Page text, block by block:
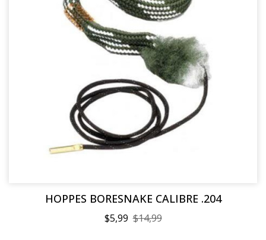
HOPPES BORESNAKE CALIBRE .204
$5,99 $14,99